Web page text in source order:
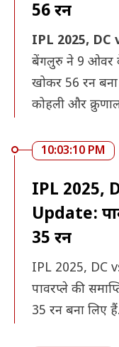
56 रन
IPL 2025, DC
बेंगलुरु ने 9 ओवर
खोकर 56 रन
कोहली और
10:03:10 PM
IPL 2025,
Update:
35 रन
IPL 2025, DC
पावरप्ले की
35 रन बना लिए हैं.